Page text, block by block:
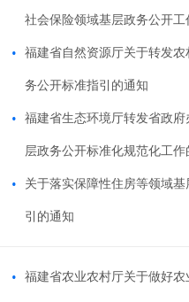
社会保险领域基层政务公开工
福建省自然资源厅关于转发
务公开标准指引的通知
福建省生态环境厅转发省政
层政务公开标准化规范化工作
关于落实保障性住房等领域
引的通知
福建省农业农村厅关于做好